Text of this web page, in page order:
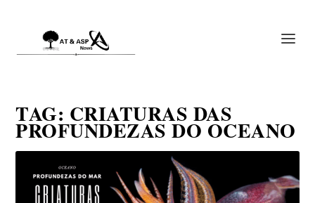
TAG: CRIATURAS DAS
PROFUNDEZAS DO OCEANO